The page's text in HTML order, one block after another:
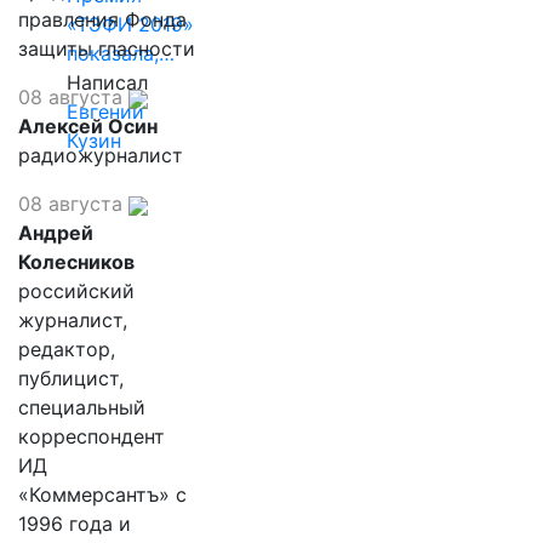
«ТЭФИ 2019»
показала,…
Написал
Евгений
Кузин
правления Фонда
защиты гласности
08 августа
Алексей Осин
радиожурналист
08 августа
Андрей
Колесников
российский
журналист,
редактор,
публицист,
специальный
корреспондент
ИД
«Коммерсантъ» с
1996 года и